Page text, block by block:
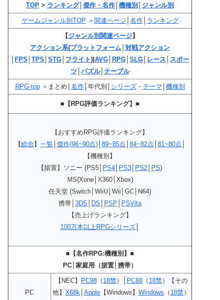
TOP > ランキング│ 傑作・名作 機種別 ジャンル別
ゲームジャンル別TOP ＞ 関連ページ 名作│ ランキング
【ジャンル別関連ページ】
アクション系(プラットフォーム 対戦アクション
FPS TPS STG フライト)| AVG RPG SLG レース
スポー
ツ パズル│ テーブル
RPG-top＞まとめ│ 名作│年代別│ シリーズ・ テーマ 機種別
■【RPG評価ランキング】■
【おすすめRPG評価ランキング】
【総合】 一覧 傑作(96~90点)│ 89~85点 84~82点 81~80点
【機種別】
【据置】ソニー (PS5│
PS4 PS3 PS2 PS)
MS(Xone│X360│Xbox)
任天堂 (Switch│WiiU│Wii│GC│N64)
携帯│ 3DS DS PSP
PSVita
【売上げランキング】
100万本以上RPGシリーズ
■【名作RPG:機種別】■
PC│家庭用（据置│携帯）
PC
【NEC】 PC98 （ 18禁）│ PC88 （ 18禁）【その
他】 X68k Apple 【Windows】 Windows （ 18禁）